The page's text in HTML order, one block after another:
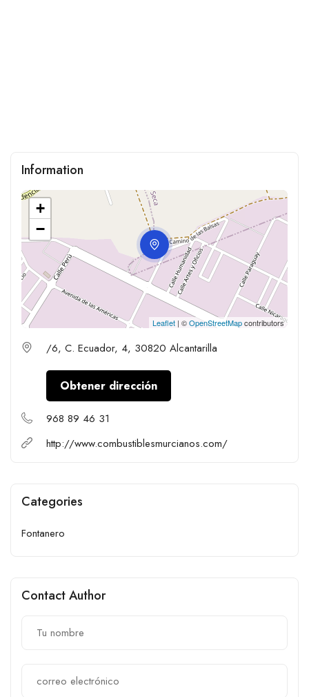
Information
+
−
Leaflet | ©OpenStreetMapcontributors
/6, C. Ecuador, 4, 30820 Alcantarilla
Obtener dirección
968 89 46 31
http://www.combustiblesmurcianos.com/
Categories
Fontanero
Contact Author